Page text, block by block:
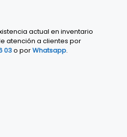
actual en inventario
atención a clientes por
03o porWhatsapp.